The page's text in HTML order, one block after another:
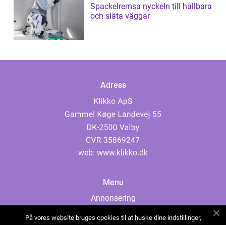
Spackelremsa nyckeln till hållbara
och släta väggar
Adress
web: www.klikko.dk
Menu
Annonsering
På vores website bruges cookies til at huske dine indstillinger,